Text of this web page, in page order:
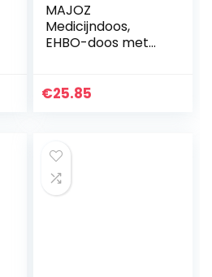
MAJOZ
Medicijndoos,
EHBO-doos met
huisapotheekdoos,
€25.85